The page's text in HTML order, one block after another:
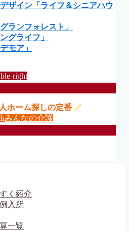
ザイン「ライフ＆シニアハウ
ランフォレスト」
グライフ」
モア」
right
ホーム探しの定番 ／
みんなの介護
く紹介
入所
一覧